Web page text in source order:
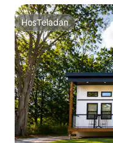
HosTeladan
HosTeladan